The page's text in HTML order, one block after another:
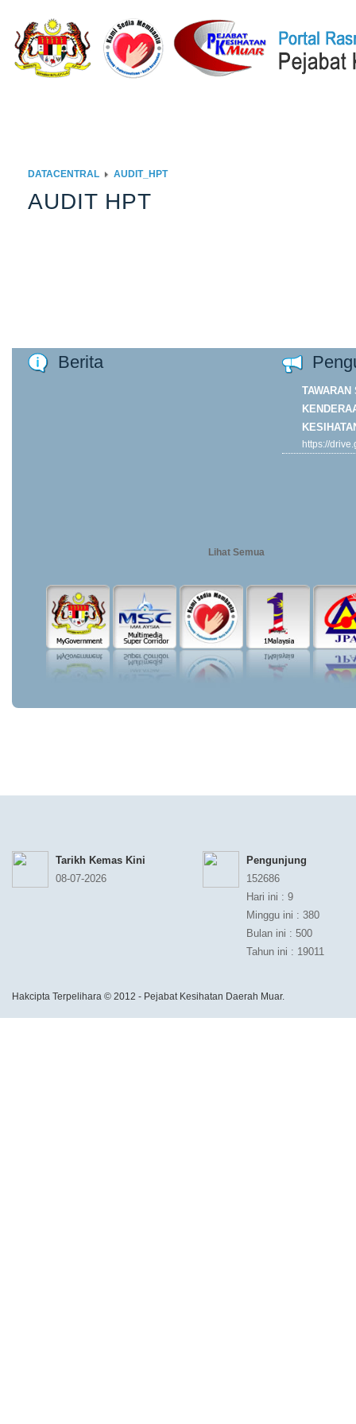
DATACENTRAL AUDIT_HPT
AUDIT HPT
Berita
Lihat Semua
https://
Tarikh Kemas Kini
08-07-2026
Pengunjung
152686
Hari ini : 9
Minggu ini : 380
Bulan ini : 500
Tahun ini : 19011
Hakcipta Terpelihara © 2012 - Pejabat Kesihatan Daerah Muar.